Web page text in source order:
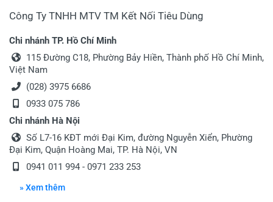
Công Ty TNHH MTV TM Kết Nối Tiêu Dùng
Chi nhánh TP. Hồ Chí Minh
115 Đường C18, Phường Bảy Hiền, Thành phố Hồ Chí Minh,
Việt Nam
(028) 3975 6686
0933 075 786
Chi nhánh Hà Nội
Số L7-16 KĐT mới Đại Kim, đường Nguyễn Xiển, Phường
Đại Kim, Quận Hoàng Mai, TP. Hà Nội, VN
0941 011 994 - 0971 233 253
» Xem thêm